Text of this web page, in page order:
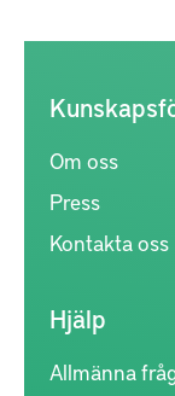
Om oss
Press
Kontakta oss
Hjälp
Allmänna